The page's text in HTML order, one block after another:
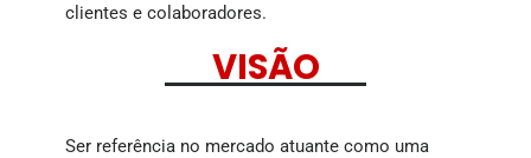
clientes e colaboradores.
VISÃO
Ser referência no mercado atuante como uma